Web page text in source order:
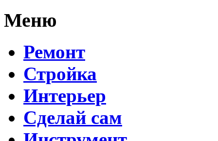
Меню
Ремонт
Стройка
Интерьер
Сделай сам